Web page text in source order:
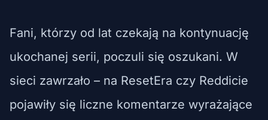
Fani, którzy od lat czekają na kontynuację
ukochanej serii, poczuli się oszukani. W
sieci zawrzało – na ResetEra czy Reddicie
pojawiły się liczne komentarze wyrażające